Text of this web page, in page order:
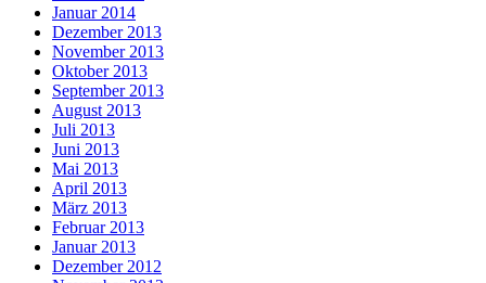
Januar 2014
Dezember 2013
November 2013
Oktober 2013
September 2013
August 2013
Juli 2013
Juni 2013
Mai 2013
April 2013
März 2013
Februar 2013
Januar 2013
Dezember 2012